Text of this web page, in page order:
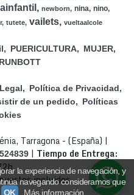
newborn nina nino
tutete vailets vueltaalcole
PUERICULTURA
MUJER
RUNBOTT
Política de Privacidad
de un pedido
Políticas
Tarragona - (España) |
| Tiempo de Entrega:
incluidos
la experiencia de navegación, y
navegando consideramos que
OK Más información